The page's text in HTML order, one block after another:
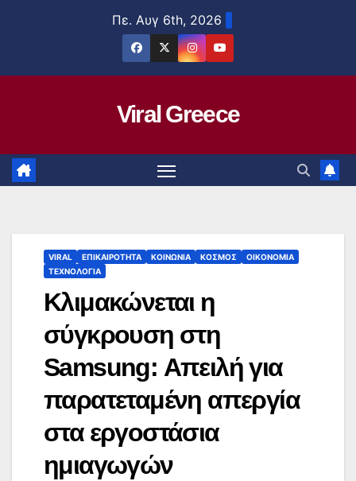
Πε. Αυγ 6th, 2026
Viral Greece
VIRAL ΕΠΙΚΑΙΡΟΤΗΤΑ ΚΟΙΝΩΝΙΑ ΚΟΣΜΟΣ
ΟΙΚΟΝΟΜΙΑ
ΤΕΧΝΟΛΟΓΙΑ
Κλιμακώνεται η
σύγκρουση στη
Samsung: Απειλή για
παρατεταμένη απεργία
στα εργοστάσια
ημιαγωγών